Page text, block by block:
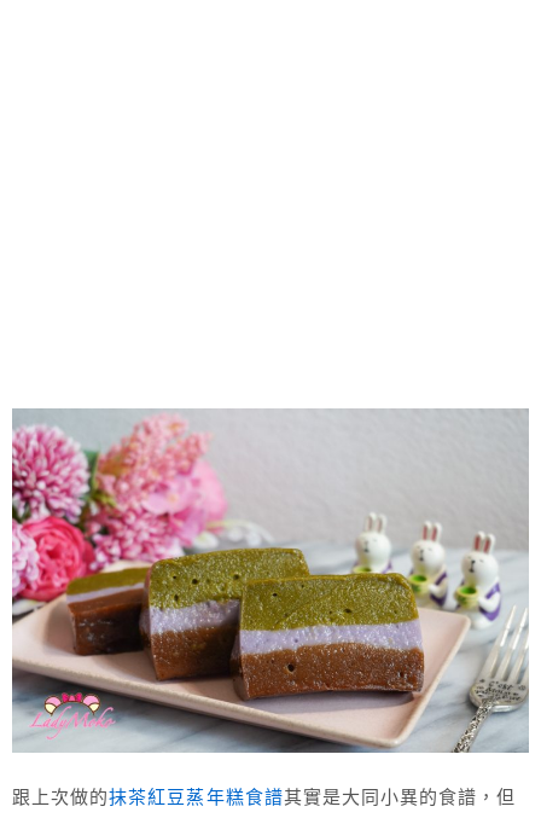
跟上次做的抹茶紅豆蒸年糕食譜其實是大同小異的食譜，但